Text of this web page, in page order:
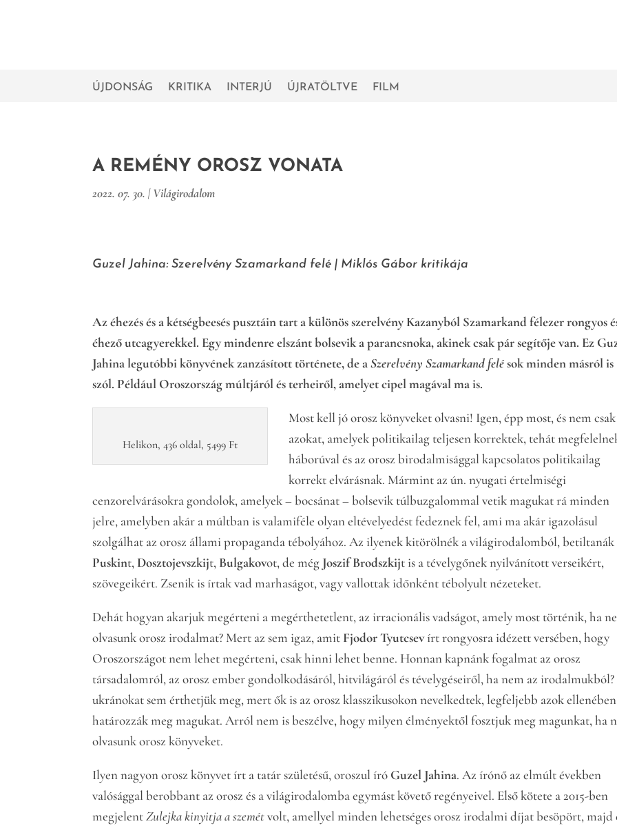
ÚJDONSÁG KRITIKA INTERJÚ ÚJRATÖLTVE FILM
A REMÉNY OROSZ VONATA
2022. 07. 30. |Világirodalom
Guzel Jahina: Szerelvény Szamarkand felé | Miklós Gábor kritikája
Az éhezés és a kétségbeesés pusztáin tart a különös szerelvény Kazanyból Szamarkand félezer rongyos
éhező utcagyerekkel. Egy mindenre elszánt bolsevik a parancsnoka, akinek csak pár segítője van. Ez
Jahina legutóbbi könyvének zanzásított története, de aSzerelvény Szamarkand felésok minden másról is
szól. Például Oroszország múltjáról és terheiről, amelyet cipel magával ma is.
Helikon, 436 oldal, 5499 Ft
Most kell jó orosz könyveket olvasni! Igen, épp most, és nem csak
azokat, amelyek politikailag teljesen korrektek, tehát
háborúval és az orosz birodalmisággal kapcsolatos politikailag
korrekt elvárásnak. Mármint az ún. nyugati értelmiségi
cenzorelvárásokra gondolok, amelyek – bocsánat – bolsevik túlbuzgalommal vetik magukat rá minden
jelre, amelyben akár a múltban is valamiféle olyan eltévelyedést fedeznek fel, ami ma akár igazolásul
szolgálhat az orosz állami propaganda tébolyához. Az ilyenek kitörölnék a világirodalomból, betiltanák
Puskint, Dosztojevszkijt, Bulgakovot, de még Joszif Brodszkijt is a tévelygőnek nyilvánított verseikért,
szövegeikért. Zsenik is írtak vad marhaságot, vagy vallottak időnként tébolyult nézeteket.
Dehát hogyan akarjuk megérteni a megérthetetlent, az irracionális vadságot, amely most történik, ha
olvasunk orosz irodalmat? Mert az sem igaz, amit Fjodor Tyutcsevírt rongyosra idézett versében, hogy
Oroszországot nem lehet megérteni, csak hinni lehet benne. Honnan kapnánk fogalmat az orosz
társadalomról, az orosz ember gondolkodásáról, hitvilágáról és tévelygéseiről, ha nem az
ukránokat sem érthetjük meg, mert ők is az orosz klasszikusokon nevelkedtek, legfeljebb azok ellenében
határozzák meg magukat. Arról nem is beszélve, hogy milyen élményektől fosztjuk meg magunkat, ha
olvasunk orosz könyveket.
Ilyen nagyon orosz könyvet írt a tatár születésű, oroszul író Guzel Jahina. Az írónő az elmúlt években
valósággal berobbant az orosz és a világirodalomba egymást követő regényeivel. Első kötete a 2015-ben
megjelentZulejka kinyitja a szemétvolt, amellyel minden lehetséges orosz irodalmi díjat besöpört, majd